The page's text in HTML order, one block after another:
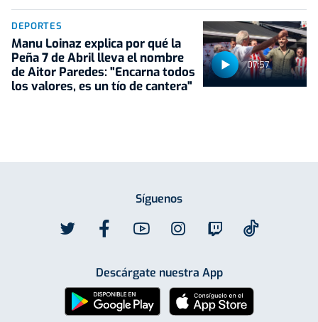
07:57
DEPORTES
Manu Loinaz explica por qué la
Peña 7 de Abril lleva el nombre
de Aitor Paredes: "Encarna todos
los valores, es un tío de cantera"
Síguenos
Descárgate nuestra App